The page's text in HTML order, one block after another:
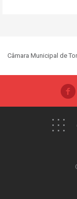
Câmara Municipal de